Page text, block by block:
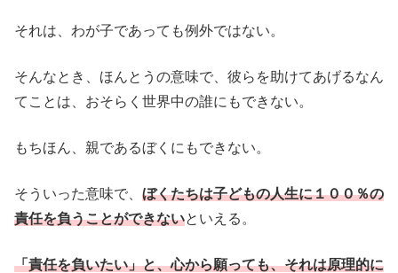
それは、わが子であっても例外ではない。
そんなとき、ほんとうの意味で、彼らを助けてあげるなん
てことは、おそらく世界中の誰にもできない。
もちほん、親であるぼくにもできない。
そういった意味で、 ぼくたちは子どもの人生に１００％の
責任を負うことができないといえる。
「責任を負いたい」と、心から願っても、それは原理的に